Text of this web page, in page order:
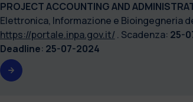
PROJECT ACCOUNTING AND
Elettronica, Informazione e Bioingegneria
https://portale.inpa.gov.it/ . Scadenza: 25-
Deadline: 25-07-2024